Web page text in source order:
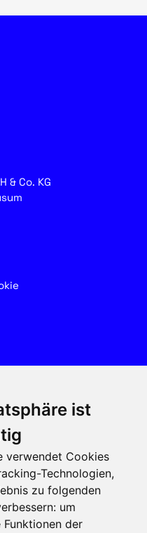
ist
verwendet Cookies
Technologien,
zu folgenden
um
der
& Co. KG